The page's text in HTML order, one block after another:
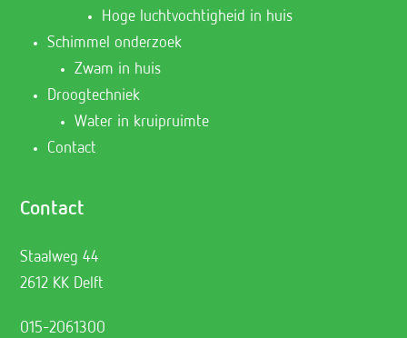
Hoge luchtvochtigheid in huis
Schimmel onderzoek
Zwam in huis
Droogtechniek
Water in kruipruimte
Contact
Contact
Staalweg 44
2612 KK Delft
015-2061300